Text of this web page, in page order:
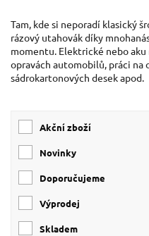
GEKO
NAREX(1)
HEIDMANN(1)
elektrický (5)
aku(2)
Kroutící moment
139 Nm
Volnoběžné otáčky
Tam, kde si neporadí klasický
rázový utahovák díky
momentu. Elektrické nebo
opravách automobilů, práci
sádrokartonových desek apod.
Akční zboží
Novinky
Doporučujeme
Výprodej
skladem